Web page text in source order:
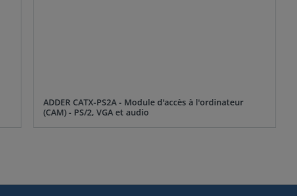
ADDER CATX-PS2A - Module d'accès à l'ordinateur
(CAM) - PS/2, VGA et audio